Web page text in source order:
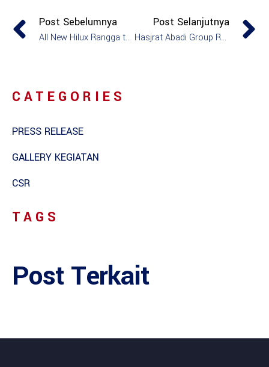
Post Sebelumnya
All New Hilux Rangga telah resmi diluncurkan di Wilayah Indonesia Timur!
Post Selanjutnya
Hasjrat Abadi Group Resmi Buka Cabang Baru di Tahuna
CATEGORIES
PRESS RELEASE
GALLERY KEGIATAN
CSR
TAGS
Post Terkait